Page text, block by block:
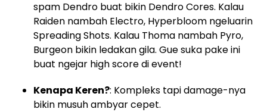
spam Dendro buat bikin Dendro Cores. Kalau
Raiden nambah Electro, Hyperbloom ngeluarin
Spreading Shots. Kalau Thoma nambah Pyro,
Burgeon bikin ledakan gila. Gue suka pake ini
buat ngejar high score di event!
Kenapa Keren?: Kompleks tapi damage-nya
bikin musuh ambyar cepet.